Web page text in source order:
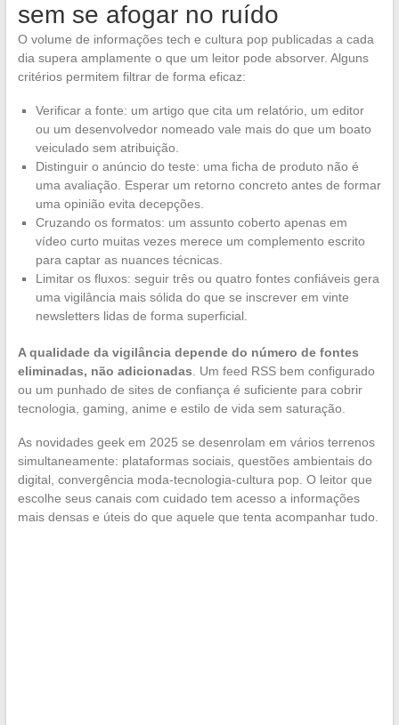
sem se afogar no ruído
O volume de informações tech e cultura pop publicadas a cada
dia supera amplamente o que um leitor pode absorver. Alguns
critérios permitem filtrar de forma eficaz:
Verificar a fonte: um artigo que cita um relatório, um editor
ou um desenvolvedor nomeado vale mais do que um boato
veiculado sem atribuição.
Distinguir o anúncio do teste: uma ficha de produto não é
uma avaliação. Esperar um retorno concreto antes de formar
uma opinião evita decepções.
Cruzando os formatos: um assunto coberto apenas em
vídeo curto muitas vezes merece um complemento escrito
para captar as nuances técnicas.
Limitar os fluxos: seguir três ou quatro fontes confiáveis gera
uma vigilância mais sólida do que se inscrever em vinte
newsletters lidas de forma superficial.
A qualidade da vigilância depende do número de fontes
eliminadas, não adicionadas. Um feed RSS bem configurado
ou um punhado de sites de confiança é suficiente para cobrir
tecnologia, gaming, anime e estilo de vida sem saturação.
As novidades geek em 2025 se desenrolam em vários terrenos
simultaneamente: plataformas sociais, questões ambientais do
digital, convergência moda-tecnologia-cultura pop. O leitor que
escolhe seus canais com cuidado tem acesso a informações
mais densas e úteis do que aquele que tenta acompanhar tudo.